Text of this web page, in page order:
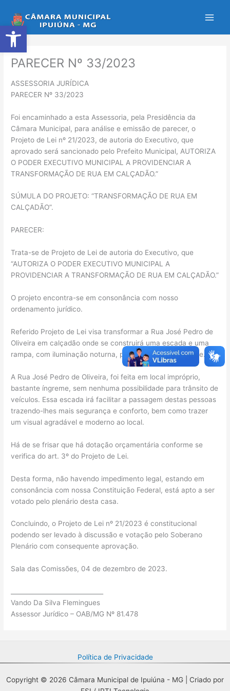
Abrir a barra de ferramentas
para
o
conteúdo
PARECER Nº 33/2023
ASSESSORIA JURÍDICA
PARECER Nº 33/2023
Foi encaminhado a esta Assessoria, pela Presidência da
Câmara Municipal, para análise e emissão de parecer, o
Projeto de Lei nº 21/2023, de autoria do Executivo, que
aprovado será sancionado pelo Prefeito Municipal, AUTORIZA
O PODER EXECUTIVO MUNICIPAL A PROVIDENCIAR A
TRANSFORMAÇÃO DE RUA EM CALÇADÃO.”
SÚMULA DO PROJETO: “TRANSFORMAÇÃO DE RUA EM
CALÇADÃO”.
PARECER:
Trata-se de Projeto de Lei de autoria do Executivo, que
“AUTORIZA O PODER EXECUTIVO MUNICIPAL A
PROVIDENCIAR A TRANSFORMAÇÃO DE RUA EM CALÇADÃO.”
O projeto encontra-se em consonância com nosso
ordenamento jurídico.
Referido Projeto de Lei visa transformar a Rua José Pedro de
Oliveira em calçadão onde se construirá uma escada e uma
rampa, com iluminação noturna, para trânsito de pedestre.
A Rua José Pedro de Oliveira, foi feita em local impróprio,
bastante íngreme, sem nenhuma possibilidade para trânsito de
veículos. Essa escada irá facilitar a passagem destas pessoas
trazendo-lhes mais segurança e conforto, bem como trazer
um visual agradável e moderno ao local.
Há de se frisar que há dotação orçamentária conforme se
verifica do art. 3º do Projeto de Lei.
Desta forma, não havendo impedimento legal, estando em
consonância com nossa Constituição Federal, está apto a ser
votado pelo plenário desta casa.
Concluindo, o Projeto de Lei nº 21/2023 é constitucional
podendo ser levado à discussão e votação pelo Soberano
Plenário com consequente aprovação.
Sala das Comissões, 04 de dezembro de 2023.
Vando Da Silva Flemingues
Assessor Jurídico – OAB/MG Nº 81.478
Política de Privacidade
Copyright © 2026 Câmara Municipal de Ipuiúna - MG | Criado por